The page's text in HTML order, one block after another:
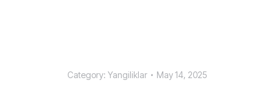
Category: Yangiliklar May 14, 2025